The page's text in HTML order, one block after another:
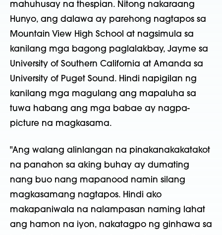
mahuhusay na thespian. Nitong nakaraang
Hunyo, ang dalawa ay parehong nagtapos sa
Mountain View High School at nagsimula sa
kanilang mga bagong paglalakbay, Jayme sa
University of Southern California at Amanda sa
University of Puget Sound. Hindi napigilan ng
kanilang mga magulang ang mapaluha sa
tuwa habang ang mga babae ay nagpa-
picture na magkasama.
"Ang walang alinlangan na pinakanakakatakot
na panahon sa aking buhay ay dumating
nang buo nang mapanood namin silang
magkasamang nagtapos. Hindi ako
makapaniwala na nalampasan naming lahat
ang hamon na iyon, nakatagpo ng ginhawa sa